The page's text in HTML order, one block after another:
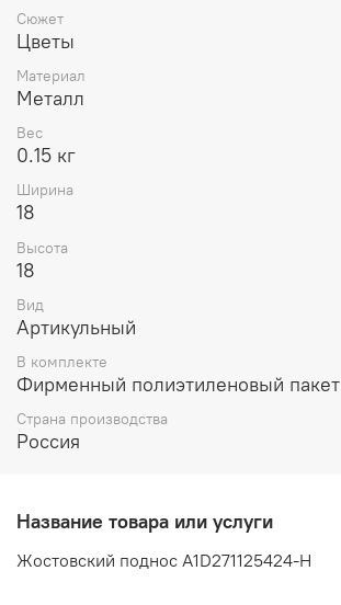
Сюжет
Цветы
Материал
Металл
Вес
0.15 кг
Ширина
18
Высота
18
Вид
Артикульный
В комплекте
Фирменный полиэтиленовый пакет
Страна производства
Россия
Название товара или услуги
Жостовский поднос A1D271125424-Н